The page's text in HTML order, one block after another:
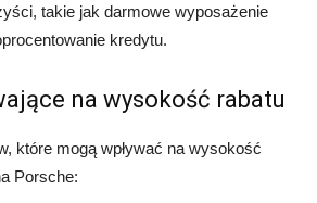
takie jak darmowe wyposażenie
kredytu.
na wysokość rabatu
które mogą wpływać na wysokość
Porsche: